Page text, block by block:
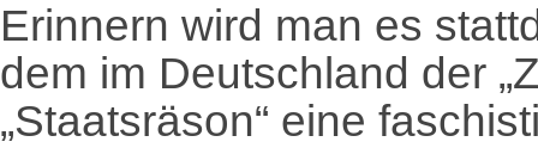
Erinnern wird man es
dem im Deutschland der
„Staatsräson“ eine